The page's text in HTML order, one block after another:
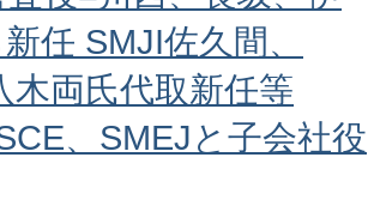
任 SMJI佐久間、
木両氏代取新任等
、SMEJと子会社役